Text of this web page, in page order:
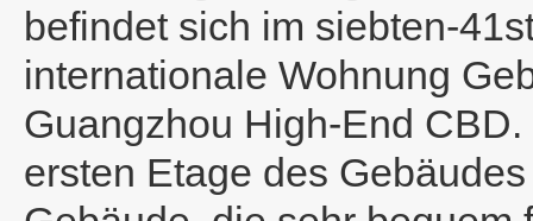
befindet sich im siebten-
internationale Wohnung
Guangzhou High-End
ersten Etage des